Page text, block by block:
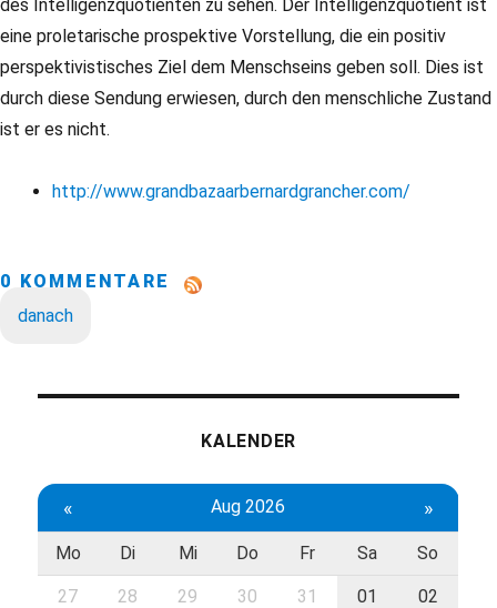
des Intelligenzquotienten zu sehen. Der Intelligenzquotient ist
eine proletarische prospektive Vorstellung, die ein positiv
perspektivistisches Ziel dem Menschseins geben soll. Dies ist
durch diese Sendung erwiesen, durch den menschliche Zustand
ist er es nicht.
http://www.grandbazaarbernardgrancher.com/
0 KOMMENTARE
danach
KALENDER
« Aug 2026 »
Mo Di Mi Do Fr Sa So
27 28 29 30 31 01 02